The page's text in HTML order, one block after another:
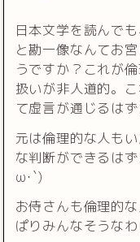
日本文学を読んで
と勘一像なんてお
うですか？これが
扱いが非人道的。
て虚言が通じるは
元は倫理的な人も
な判断ができるは
ω･`)
お侍さんも倫理的
ぱりみんなそうな